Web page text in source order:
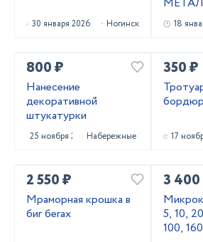
30 января 2026 Ногинск 18
800 ₽
Нанесение
декоративной
штукатурки
25 ноября 2025Набережные Челны
350 ₽
17
2 550 ₽
Мраморная крошка в
биг бегах
3
5, 10,
100,